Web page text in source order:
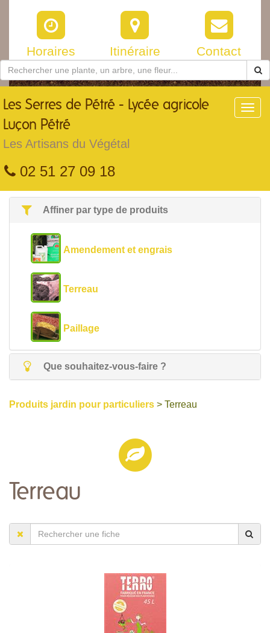
Horaires Itinéraire Contact
Les Serres de Pétré - Lycée agricole
Luçon Pétré
Les Artisans du Végétal
02 51 27 09 18
Affiner par type de produits
Amendement et engrais
Terreau
Paillage
Que souhaitez-vous-faire ?
Produits jardin pour particuliers > Terreau
Terreau